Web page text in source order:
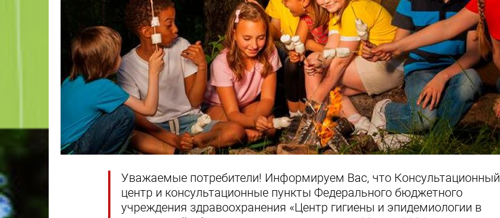
Уважаемые потребители! Информируем Вас, что Консультационный
центр и консультационные пункты Федерального бюджетного
учреждения здравоохранения «Центр гигиены и эпидемиологии в